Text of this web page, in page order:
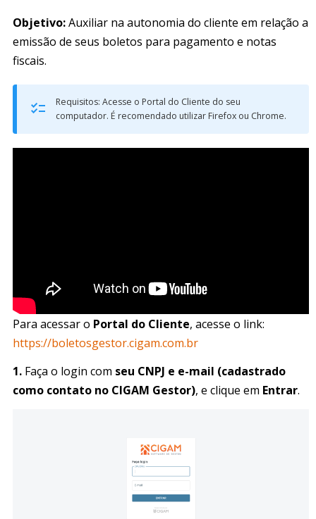
Objetivo:Auxiliar na autonomia do cliente em relação a
emissão de seus boletos para pagamento e notas
fiscais.
Requisitos: Acesse o Portal do Cliente do seu
computador. É recomendado utilizar Firefox ou Chrome.
Para acessar o Portal do Cliente, acesse o link:
https://boletosgestor.cigam.com.br
1. Faça o login com seu CNPJ e e-mail (cadastrado
como contato no CIGAM Gestor), e clique em Entrar.